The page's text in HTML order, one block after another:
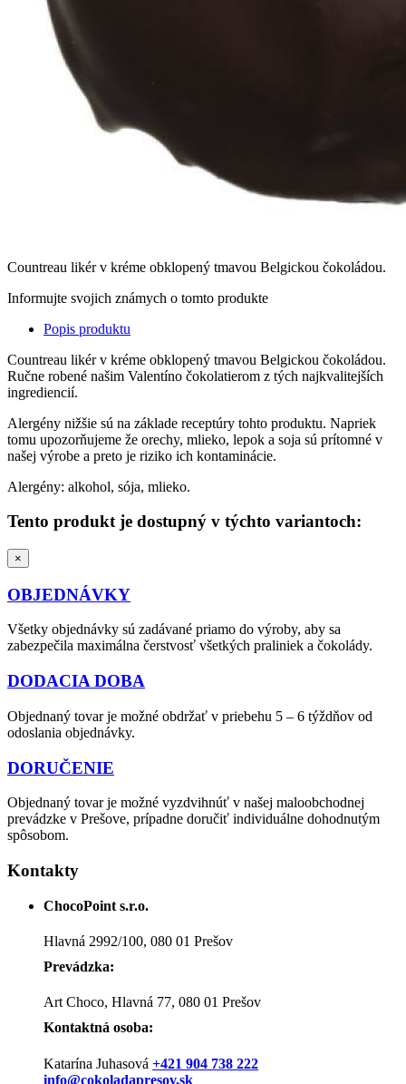
Countreau likér v kréme obklopený tmavou Belgickou čokoládou.
Informujte svojich známych o tomto produkte
Popis produktu
Countreau likér v kréme obklopený tmavou Belgickou čokoládou.
Ručne robené našim Valentíno čokolatierom z tých najkvalitejších
ingrediencií.
Alergény nižšie sú na základe receptúry tohto produktu. Napriek
tomu upozorňujeme že orechy, mlieko, lepok a soja sú prítomné v
našej výrobe a preto je riziko ich kontaminácie.
Alergény: alkohol, sója, mlieko.
Tento produkt je dostupný v týchto variantoch:
×
OBJEDNÁVKY
Všetky objednávky sú zadávané priamo do výroby, aby sa
zabezpečila maximálna čerstvosť všetkých praliniek a čokolády.
DODACIA DOBA
Objednaný tovar je možné obdržať v priebehu 5 – 6 týždňov od
odoslania objednávky.
DORUČENIE
Objednaný tovar je možné vyzdvihnúť v našej maloobchodnej
prevádzke v Prešove, prípadne doručiť individuálne dohodnutým
spôsobom.
Kontakty
ChocoPoint s.r.o.
Hlavná 2992/100, 080 01 Prešov
Prevádzka:
Art Choco, Hlavná 77, 080 01 Prešov
Kontaktná osoba:
Katarína Juhasová +421 904 738 222
info@cokoladapresov.sk